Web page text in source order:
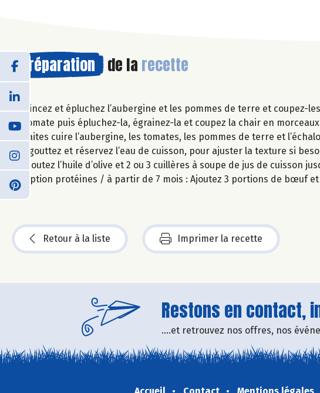
Préparation de la recette
Rincez et épluchez l’aubergine et les pommes de terre et coupez-
tomate puis épluchez-la, égrainez-la et coupez la chair en
Faites cuire l’aubergine, les tomates, les pommes de terre et
Egouttez et réservez l’eau de cuisson, pour ajuster la texture si
Ajoutez l’huile d’olive et 2 ou 3 cuillères à soupe de jus de cuisson
Option protéines / à partir de 7 mois : Ajoutez 3 portions de bœuf
Retour à la liste Imprimer la recette
Restons en contact,
....et retrouvez nos offres, nos